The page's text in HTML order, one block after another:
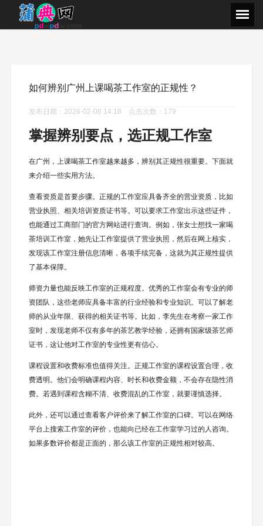
如何辨别广州上课喝茶工作室的正规性？
发布日期：2026-02-08 14:18 点击次数：179
掌握辨别要点，选正规工作室
在广州，上课喝茶工作室越来越多，辨别其正规性很重要。下面就
来介绍一些实用方法。
查看资质是首要步骤。正规的工作室应具备齐全的营业资质，比如
营业执照、相关培训资质证书等。可以要求工作室出示这些证件，
也能通过工商部门的官方网站进行查询。例如，张女士想找一家喝
茶培训工作室，她先让工作室提供了营业执照，然后在网上核实，
发现该工作室注册信息清晰，各项手续完备，这就为其正规性提供
了基本保障。
师资力量也能反映工作室的正规程度。优秀的工作室会有专业的师
资团队，这些老师应具备丰富的行业经验和专业知识。可以了解老
师的从业年限、获得的相关证书等。比如，李先生在考察一家工作
室时，发现老师不仅有多年的茶艺教学经验，还拥有国家级茶艺师
证书，这让他对工作室的专业性更有信心。
课程设置和收费标准也值得关注。正规工作室的课程设置合理，收
费透明。他们会明确课程内容、时长和收费金额，不会存在隐性消
费。若遇到课程含糊不清、收费混乱的工作室，就要谨慎选择。
此外，还可以通过查看客户评价来了解工作室的口碑。可以在网络
平台上搜索工作室的评价，也能向已经在工作室学习过的人咨询。
如果多数评价都是正面的，那么该工作室的正规性相对较高。